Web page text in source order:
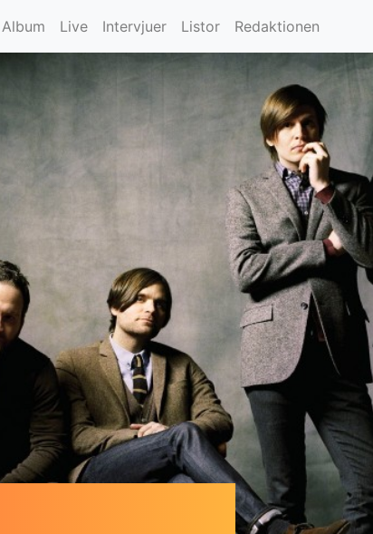
Album Live Intervjuer Listor Redaktionen